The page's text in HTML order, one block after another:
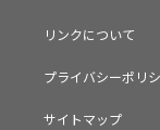
リンクについて
プライバシーポリ
サイトマップ